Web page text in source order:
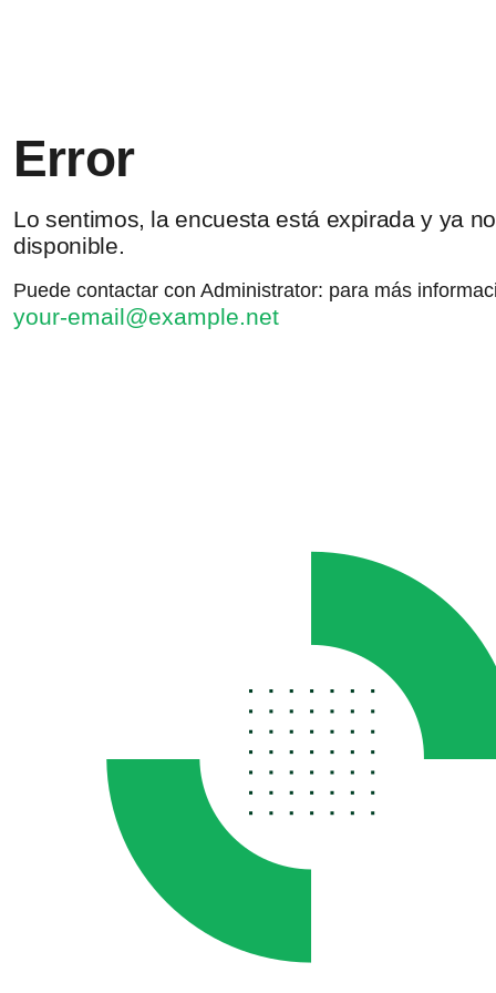
Error
Lo sentimos, la encuesta está expirada y ya
disponible.
Puede contactar con Administrator: para más
your-email@example.net